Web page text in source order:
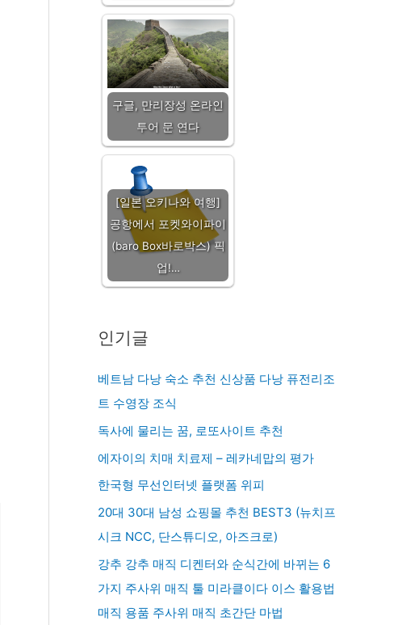
구글, 만리장성 온라인
투어 문 연다
[일본 오키나와 여행]
공항에서 포켓와이파이
(baro Box바로박스) 픽
업!…
인기글
베트남 다낭 숙소 추천 신상품 다낭 퓨전리조
트 수영장 조식
독사에 물리는 꿈, 로또사이트 추천
에자이의 치매 치료제 – 레카네맙의 평가
한국형 무선인터넷 플랫폼 위피
20대 30대 남성 쇼핑몰 추천 BEST3 (뉴치프
시크 NCC, 단스튜디오, 아즈크로)
강추 강추 매직 디켄터와 순식간에 바뀌는 6
가지 주사위 매직 툴 미라클이다 이스 활용법
매직 용품 주사위 매직 초간단 마법